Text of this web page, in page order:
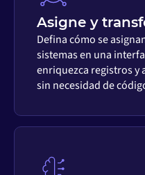
Asigne y
Defina cómo se
sistemas en una
enriquezca registros y
sin necesidad de